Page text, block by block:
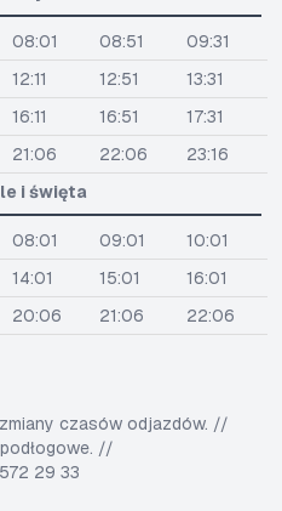
08:01 08:51
09:31
12:11 12:51
13:31
16:11 16:51
17:31
21:06 22:06
23:16
i święta
08:01 09:01
10:01
14:01 15:01
16:01
20:06 21:06
22:06
czasów odjazdów. //
//
29 33